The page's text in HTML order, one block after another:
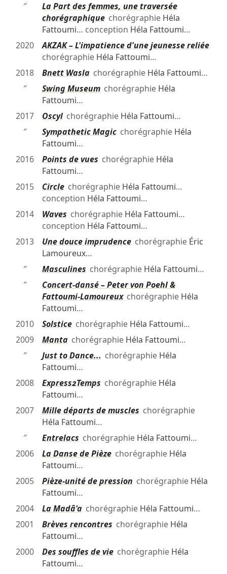
″
La Part des femmes, une traversée
chorégraphiquechorégraphie Héla
Fattoumi… conception Héla Fattoumi…
2020
AKZAK – L'impatience d'une jeunesse reliée
chorégraphie Héla Fattoumi…
2018
Bnett Waslachorégraphie Héla Fattoumi…
″
Swing Museumchorégraphie Héla
Fattoumi…
2017
Oscylchorégraphie Héla Fattoumi…
″
Sympathetic Magicchorégraphie Héla
Fattoumi…
2016
Points de vues chorégraphie Héla
Fattoumi…
2015
Circlechorégraphie Héla Fattoumi…
conception Héla Fattoumi…
2014
Waves chorégraphie Héla Fattoumi…
conception Héla Fattoumi…
2013
Une douce imprudencechorégraphie Éric
Lamoureux…
″
Masculines chorégraphie Héla Fattoumi…
″
Concert-dansé – Peter von Poehl &
Fattoumi-Lamoureuxchorégraphie Héla
Fattoumi…
2010
Solsticechorégraphie Héla Fattoumi…
2009
Mantachorégraphie Héla Fattoumi…
″
Just to Dance... chorégraphie Héla
Fattoumi…
2008
Express2Temps chorégraphie Héla
Fattoumi…
2007
Mille départs de muscles chorégraphie
Héla Fattoumi…
″
Entrelacs chorégraphie Héla Fattoumi…
2006
La Danse de Pièzechorégraphie Héla
Fattoumi…
2005
Pièze-unité de pression chorégraphie Héla
Fattoumi…
2004
La Madâ'achorégraphie Héla Fattoumi…
2001
Brèves rencontres chorégraphie Héla
Fattoumi…
2000
Des souffles de viechorégraphie Héla
Fattoumi…